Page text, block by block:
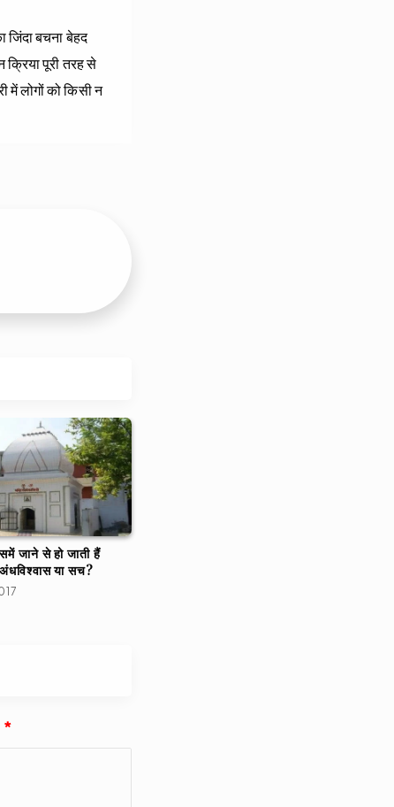
जिंदा बचना बेहद
पूरी तरह से
में लोगों को किसी न
जाने से हो जाती हैं
अंधविश्वास या सच?
*